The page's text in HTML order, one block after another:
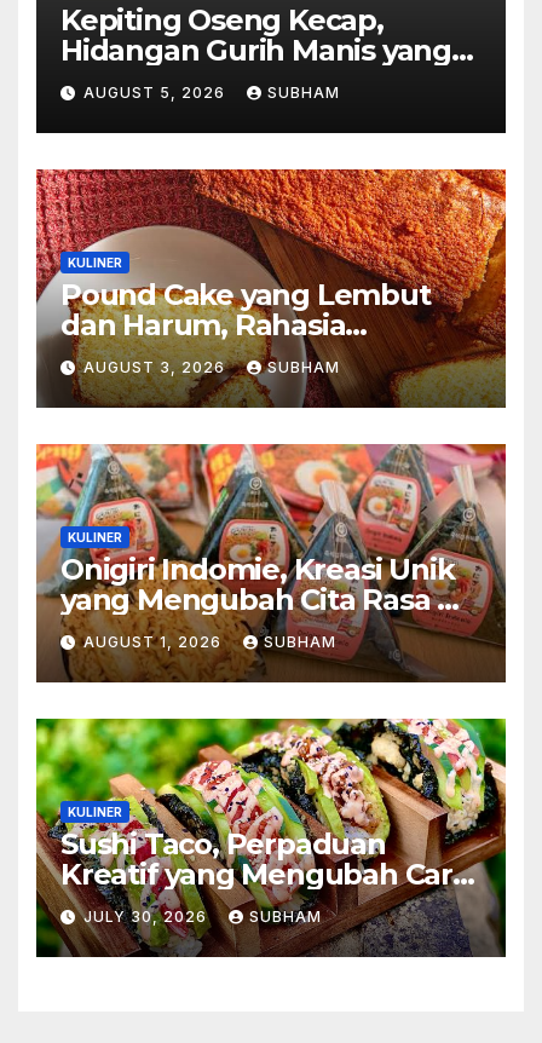
Kepiting Oseng Kecap,
Hidangan Gurih Manis yang
Selalu Menggugah Selera di
Setiap Suapan
AUGUST 5, 2026 SUBHAM
KULINER
Pound Cake yang Lembut
dan Harum, Rahasia
Kelezatan Kue Klasik yang
Tak Pernah Kehilangan
Pesona
AUGUST 3, 2026 SUBHAM
KULINER
Onigiri Indomie, Kreasi Unik
yang Mengubah Cita Rasa Mi
Favorit Menjadi Sajian
Kekinian
AUGUST 1, 2026 SUBHAM
KULINER
Sushi Taco, Perpaduan
Kreatif yang Mengubah Cara
Menikmati Hidangan Favorit
JULY 30, 2026 SUBHAM